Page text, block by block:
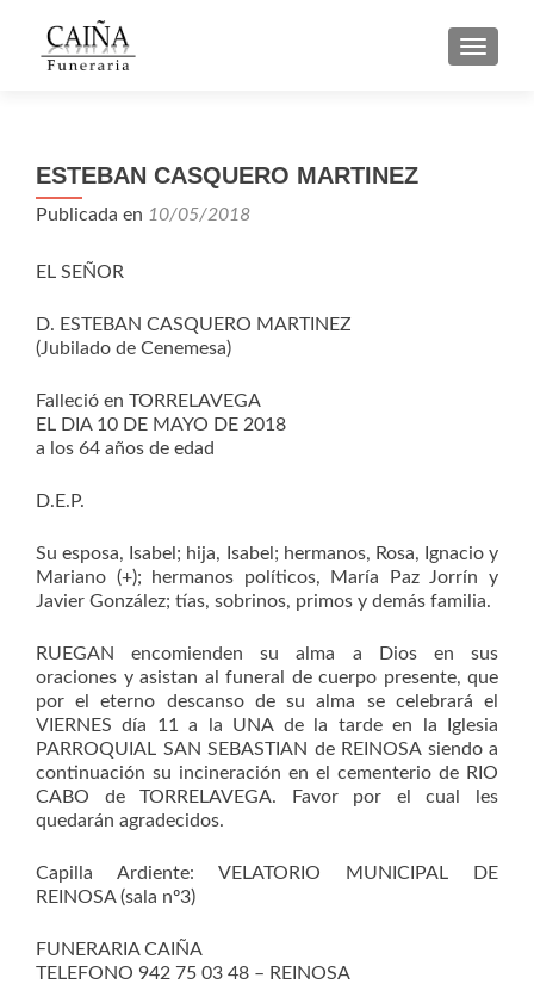
ESTEBAN CASQUERO MARTINEZ
Publicada en 10/05/2018
EL SEÑOR
D. ESTEBAN CASQUERO MARTINEZ
(Jubilado de Cenemesa)
Falleció en TORRELAVEGA
EL DIA 10 DE MAYO DE 2018
a los 64 años de edad
D.E.P.
Su esposa, Isabel; hija, Isabel; hermanos, Rosa, Ignacio y
Mariano (+); hermanos políticos, María Paz Jorrín y
Javier González; tías, sobrinos, primos y demás familia.
RUEGAN encomienden su alma a Dios en sus
oraciones y asistan al funeral de cuerpo presente, que
por el eterno descanso de su alma se celebrará el
VIERNES día 11 a la UNA de la tarde en la Iglesia
PARROQUIAL SAN SEBASTIAN de REINOSA siendo a
continuación su incineración en el cementerio de RIO
CABO de TORRELAVEGA. Favor por el cual les
quedarán agradecidos.
Capilla Ardiente: VELATORIO MUNICIPAL DE
REINOSA (sala nº3)
FUNERARIA CAIÑA
TELEFONO 942 75 03 48 – REINOSA